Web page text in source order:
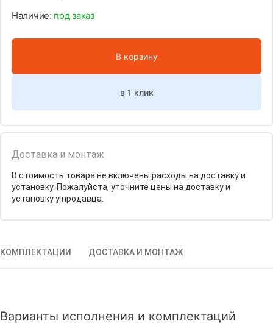
Наличие: под заказ
В корзину
в 1 клик
Доставка и монтаж
В стоимость товара не включены расходы на доставку и
установку. Пожалуйста, уточните цены на доставку и
установку у продавца.
КОМПЛЕКТАЦИИ ДОСТАВКА И МОНТАЖ
Варианты исполнения и комплектаций